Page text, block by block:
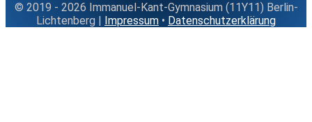
© 2019 - 2026 Immanuel-Kant-Gymnasium (11Y11) Berlin-
Lichtenberg | Impressum • Datenschutzerklärung